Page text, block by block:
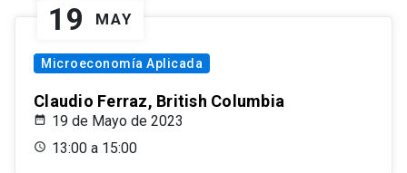
19 MAY
Microeconomía Aplicada
Claudio Ferraz, British Columbia
19 de Mayo de 2023
13:00 a 15:00